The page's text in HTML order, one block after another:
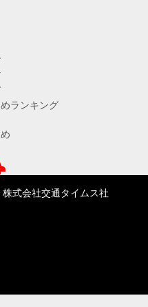
ランキング
式会社交通タイムス社